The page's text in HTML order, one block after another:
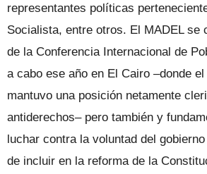
representantes políticas
Socialista, entre otros. El MADEL se
de la Conferencia Internacional de
a cabo ese año en El Cairo –donde
mantuvo una posición netamente
antiderechos– pero también y
luchar contra la voluntad del
de incluir en la reforma de la